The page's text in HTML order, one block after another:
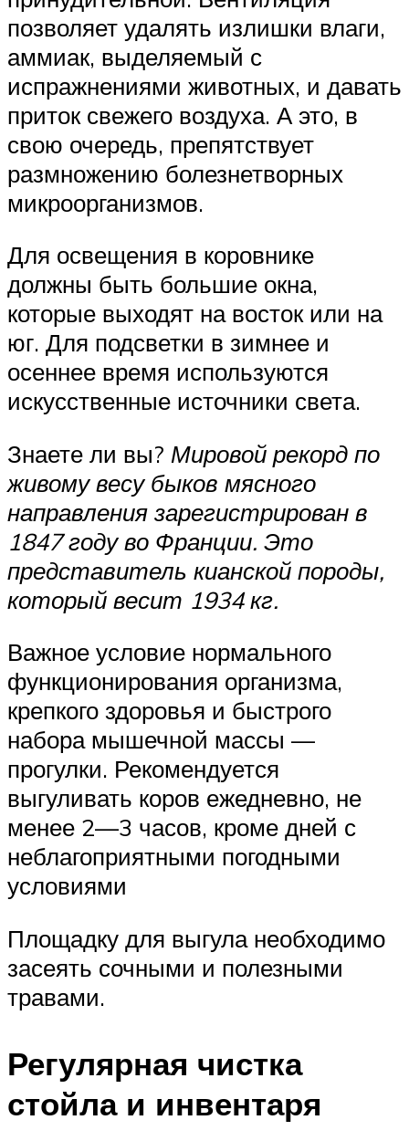
позволяет удалять излишки влаги,
аммиак, выделяемый с
испражнениями животных, и давать
приток свежего воздуха. А это, в
свою очередь, препятствует
размножению болезнетворных
микроорганизмов.
Для освещения в коровнике
должны быть большие окна,
которые выходят на восток или на
юг. Для подсветки в зимнее и
осеннее время используются
искусственные источники света.
Знаете ли вы? Мировой рекорд по
живому весу быков мясного
направления зарегистрирован в
1847 году во Франции. Это
представитель кианской породы,
который весит 1934 кг.
Важное условие нормального
функционирования организма,
крепкого здоровья и быстрого
набора мышечной массы —
прогулки. Рекомендуется
выгуливать коров ежедневно, не
менее 2—3 часов, кроме дней с
неблагоприятными погодными
условиями
Площадку для выгула необходимо
засеять сочными и полезными
травами.
Регулярная чистка
стойла и инвентаря